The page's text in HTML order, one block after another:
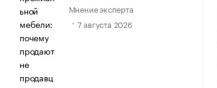
Мнение эксперта
7 августа 2026